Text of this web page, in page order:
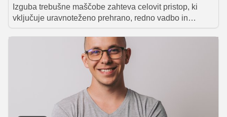
Izguba trebušne maščobe zahteva celovit pristop, ki
vključuje uravnoteženo prehrano, redno vadbo in
spremembe življenjskega sloga. Čeprav ne obstaja
čarobno živilo, zaradi katerega bi se odvečna maščoba
kar 'stopila', lahko z vključevanjem pravih sestavin v
prehrano vseeno pripomorete k hitrejšemu doseganju
ciljev, ki ste si jih pri hujšanju zastavili.